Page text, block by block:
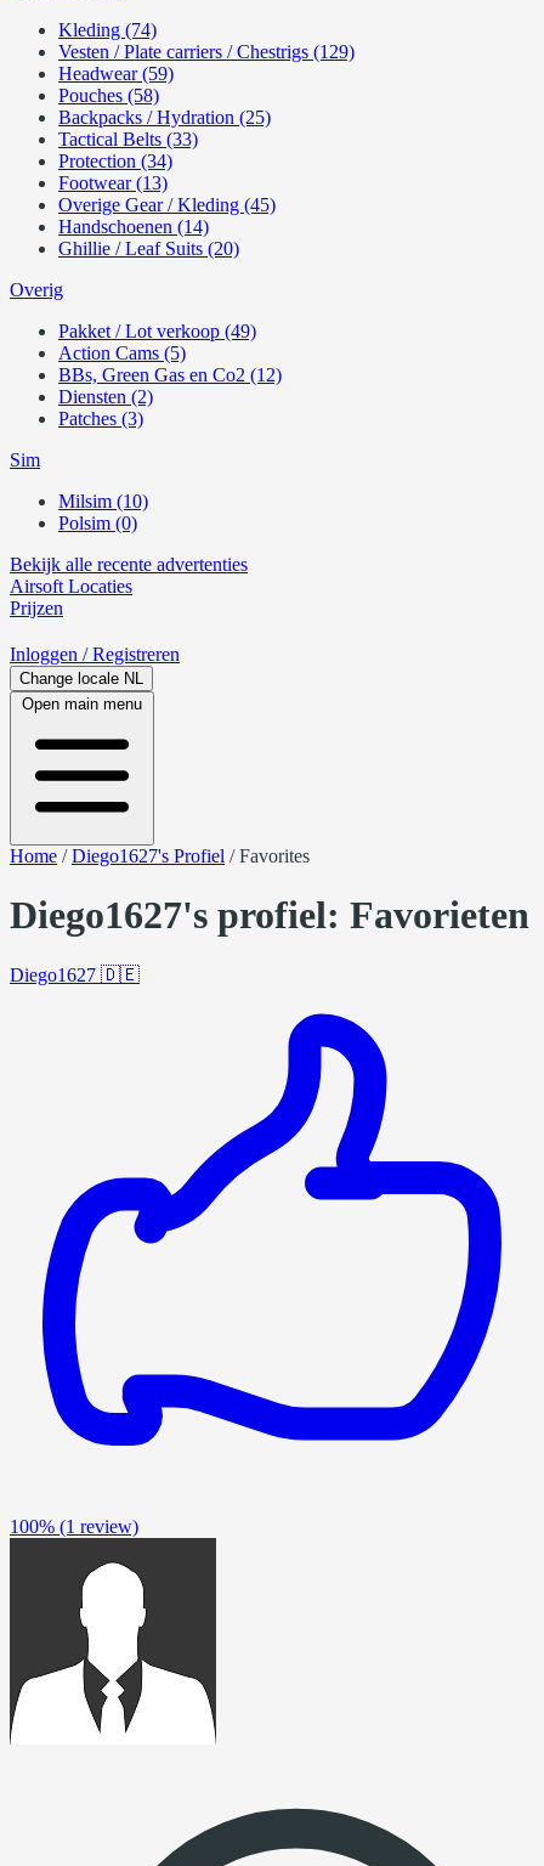
Kleding (74)
Vesten / Plate carriers / Chestrigs (129)
Headwear (59)
Pouches (58)
Backpacks / Hydration (25)
Tactical Belts (33)
Protection (34)
Footwear (13)
Overige Gear / Kleding (45)
Handschoenen (14)
Ghillie / Leaf Suits (20)
Overig
Pakket / Lot verkoop (49)
Action Cams (5)
BBs, Green Gas en Co2 (12)
Diensten (2)
Patches (3)
Sim
Milsim (10)
Polsim (0)
Bekijk alle recente advertenties
Airsoft Locaties
Prijzen
Inloggen / Registreren
Change locale NL
Open main menu
Home /Diego1627's Profiel /Favorites
Diego1627's profiel: Favorieten
Diego1627 🇩🇪
100% (1 review)